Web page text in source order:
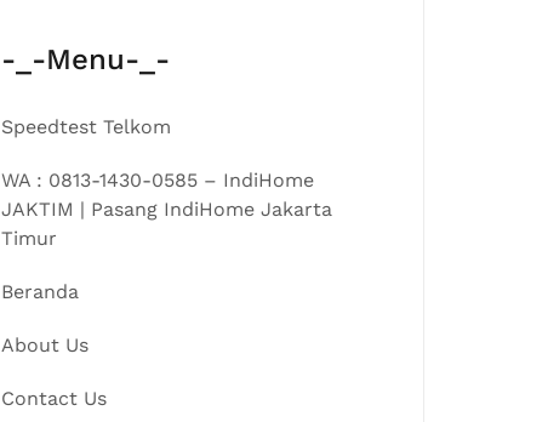
-_-Menu-_-
Speedtest Telkom
WA : 0813-1430-0585 – IndiHome
JAKTIM | Pasang IndiHome Jakarta
Timur
Beranda
About Us
Contact Us